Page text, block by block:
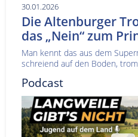
30.01.2026
Die Altenburger
das „Nein“ zum
Man kennt das aus dem
schreiend auf den Boden,
Podcast